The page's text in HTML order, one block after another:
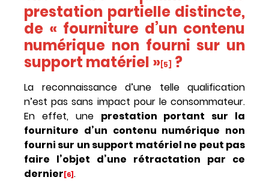
prestation partielle distincte,
de « fourniture d’un contenu
numérique non fourni sur un
support matériel »[5] ?
La reconnaissance d’une telle qualification
n’est pas sans impact pour le consommateur.
En effet, une prestation portant sur la
fourniture d’un contenu numérique non
fourni sur un support matériel ne peut pas
faire l’objet d’une rétractation par ce
dernier [6].